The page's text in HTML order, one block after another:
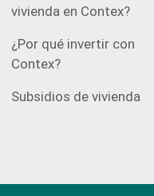
vivienda en Contex?
¿Por qué invertir con
Contex?
Subsidios de vivienda